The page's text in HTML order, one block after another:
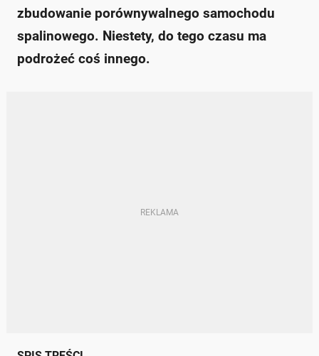
zbudowanie porównywalnego samochodu
spalinowego. Niestety, do tego czasu ma
podrożeć coś innego.